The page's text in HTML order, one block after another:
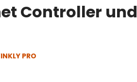
Controller und
PRO